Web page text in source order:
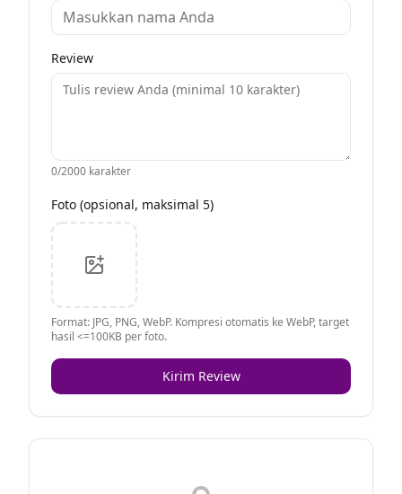
Review
0/2000 karakter
Foto (opsional, maksimal 5)
Format: JPG, PNG, WebP. Kompresi otomatis ke WebP, target
hasil <=100KB per foto.
Kirim Review